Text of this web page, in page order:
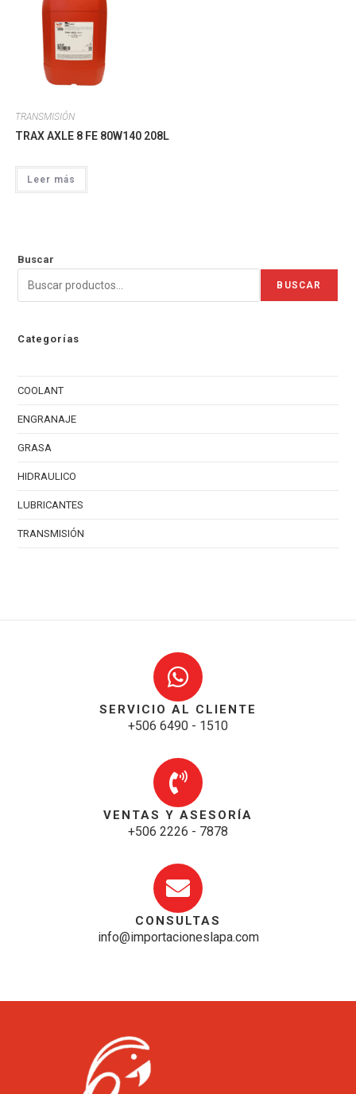
TRANSMISIÓN
TRAX AXLE 8 FE 80W140 208L
Leer más
Buscar
BUSCAR
Categorías
COOLANT
ENGRANAJE
GRASA
HIDRAULICO
LUBRICANTES
TRANSMISIÓN
SERVICIO AL CLIENTE
+506 6490 - 1510
VENTAS Y ASESORÍA
+506 2226 - 7878
CONSULTAS
info@importacioneslapa.com